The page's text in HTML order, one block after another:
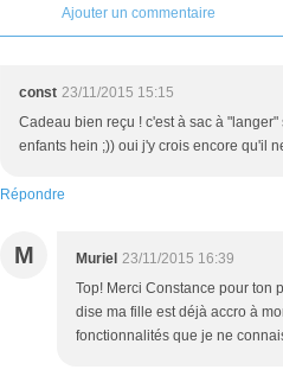
Ajouter un commentaire
const 23/11/2015 15:15
Cadeau bien reçu ! c'est à sac à
enfants hein ;)) oui j'y crois encore qu'il
Répondre
M Muriel 23/11/2015 16:39
Top! Merci Constance pour ton
dise ma fille est déjà accro à
fonctionnalités que je ne